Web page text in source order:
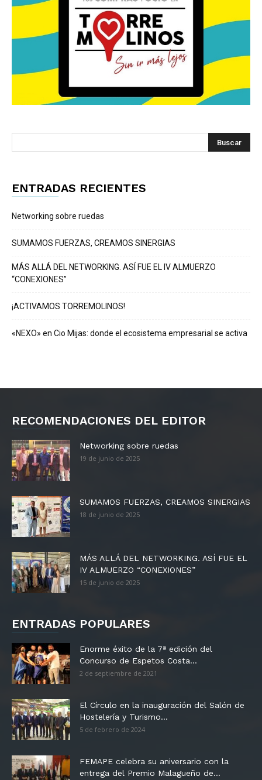
ENTRADAS RECIENTES
Networking sobre ruedas
SUMAMOS FUERZAS, CREAMOS SINERGIAS
MÁS ALLÁ DEL NETWORKING. ASÍ FUE EL IV ALMUERZO
“CONEXIONES”
¡ACTIVAMOS TORREMOLINOS!
«NEXO» en Cio Mijas: donde el ecosistema empresarial se activa
RECOMENDACIONES DEL EDITOR
Networking sobre ruedas
19 de junio de 2025
SUMAMOS FUERZAS, CREAMOS SINERGIAS
18 de junio de 2025
MÁS ALLÁ DEL NETWORKING. ASÍ FUE EL
IV ALMUERZO “CONEXIONES”
15 de junio de 2025
ENTRADAS POPULARES
Enorme éxito de la 7ª edición del
Concurso de Espetos Costa...
2 de septiembre de 2021
El Círculo en la inauguración del Salón de
Hostelería y Turismo...
5 de febrero de 2024
FEMAPE celebra su aniversario con la
entrega del Premio Malagueño de...